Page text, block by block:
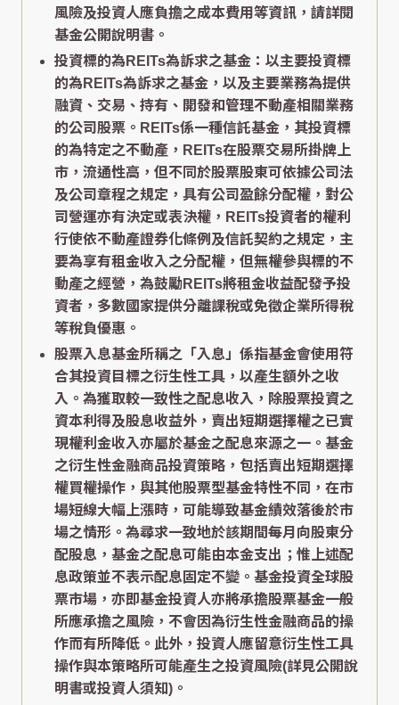
風險及投資人應負擔之成本費用等資訊，請詳閱
基金公開說明書。
投資標的為REITs為訴求之基金：以主要投資標
的為REITs為訴求之基金，以及主要業務為提供
融資、交易、持有、開發和管理不動產相關業務
的公司股票。REITs係一種信託基金，其投資標
的為特定之不動產，REITs在股票交易所掛牌上
市，流通性高，但不同於股票股東可依據公司法
及公司章程之規定，具有公司盈餘分配權，對公
司營運亦有決定或表決權，REITs投資者的權利
行使依不動產證券化條例及信託契約之規定，主
要為享有租金收入之分配權，但無權參與標的不
動產之經營，為鼓勵REITs將租金收益配發予投
資者，多數國家提供分離課稅或免徵企業所得稅
等稅負優惠。
股票入息基金所稱之「入息」係指基金會使用符
合其投資目標之衍生性工具，以產生額外之收
入。為獲取較一致性之配息收入，除股票投資之
資本利得及股息收益外，賣出短期選擇權之已實
現權利金收入亦屬於基金之配息來源之一。基金
之衍生性金融商品投資策略，包括賣出短期選擇
權買權操作，與其他股票型基金特性不同，在市
場短線大幅上漲時，可能導致基金績效落後於市
場之情形。為尋求一致地於該期間每月向股東分
配股息，基金之配息可能由本金支出；惟上述配
息政策並不表示配息固定不變。基金投資全球股
票市場，亦即基金投資人亦將承擔股票基金一般
所應承擔之風險，不會因為衍生性金融商品的操
作而有所降低。此外，投資人應留意衍生性工具
操作與本策略所可能產生之投資風險(詳見公開說
明書或投資人須知)。